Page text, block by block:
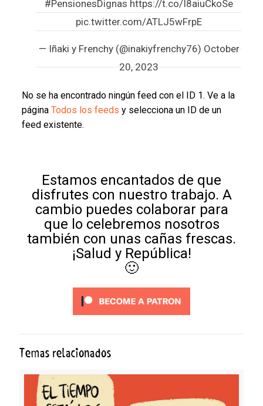
#PensionesDignas https://t.co/I8aiuCkoSe
pic.twitter.com/ATLJ5wFrpE
— Iñaki y Frenchy (@inakiyfrenchy76)October
20, 2023
No se ha encontrado ningún feed con el ID 1. Ve a la
página Todos los feeds y selecciona un ID de un
feed existente.
Estamos encantados de que
disfrutes con nuestro trabajo. A
cambio puedes colaborar para
que lo celebremos nosotros
también con unas cañas frescas.
¡Salud y República!
🙂
Temas relacionados